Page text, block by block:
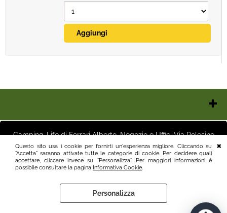
Questo sito usa i cookie per fornirti un'esperienza migliore. Cliccando su
"Accetta" saranno attivate tutte le categorie di cookie. Per decidere quali
accettare, cliccare invece su "Personalizza". Per maggiori informazioni è
possibile consultare la pagina Informativa Cookie.
Personalizza
Spedizioni
Recesso e Condizioni
Camping-Life di Ferrari Alberto, Negozio e Uffici Via Polesine
16 25125 Brescia (BS) Magazzino Via Friuli 3 25125 Brescia (BS)
Italia P.I.03411250982 info@camping-life.it tel.3887818400
Informativa Cookie Preferenze cookie